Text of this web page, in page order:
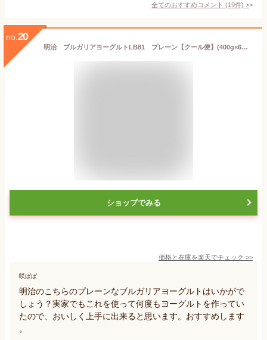
全てのおすすめコメント (19件) >
no. 20
明治 ブルガリアヨーグルトLB81 プレーン【クール便】(400g×6コ) 食べる ヨーグルト 乳酸菌
ショップでみる
価格と在庫を楽天でチェック >>
咲ぱぱ
明治のこちらのプレーンなブルガリアヨーグルトはいかがで
しょう？実家でもこれを使って何度もヨーグルトを作ってい
たので、おいしく上手に出来ると思います。おすすめします
。